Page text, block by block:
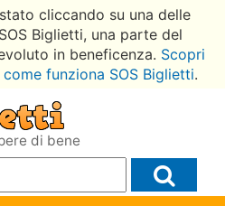
cliccando su una delle
Biglietti, una parte del
in beneficenza. Scopri
funziona SOS Biglietti.
di bene